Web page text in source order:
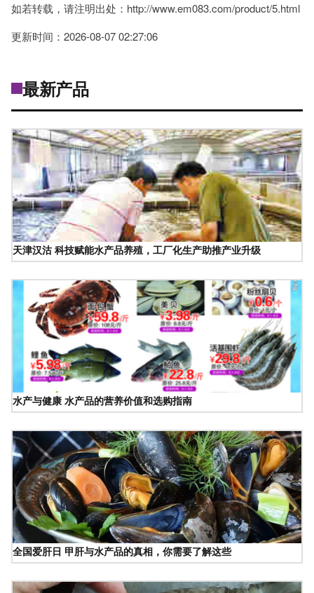
如若转载，请注明出处：http://www.em083.com/product/5.html
更新时间：2026-08-07 02:27:06
最新产品
天津汉沽 科技赋能水产品养殖，工厂化生产助推产业升级
水产与健康 水产品的营养价值和选购指南
全国爱肝日 甲肝与水产品的真相，你需要了解这些